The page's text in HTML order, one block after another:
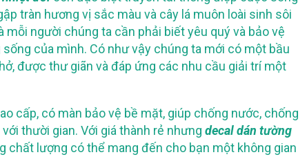
tràn hương vị sắc màu và cây lá muôn loài sinh sôi
mỗi người chúng ta cần phải biết yêu quý và bảo vệ
của mình. Có như vậy chúng ta mới có một bầu
được thư giãn và đáp ứng các nhu cầu giải trí một
cấp, có màn bảo vệ bề mặt, giúp chống nước, chống
thười gian. Với giá thành rẻ nhưng decal dán tường
chất lượng có thể mang đến cho bạn một không gian